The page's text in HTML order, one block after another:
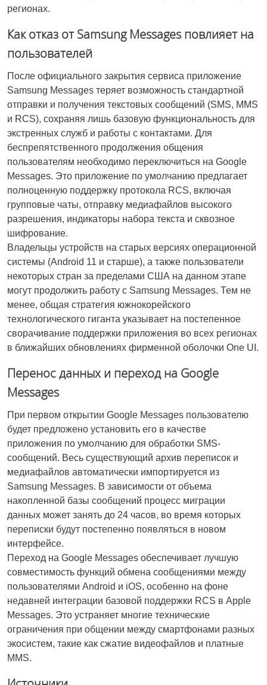
регионах.
Как отказ от Samsung Messages повлияет на
пользователей
После официального закрытия сервиса приложение
Samsung Messages теряет возможность стандартной
отправки и получения текстовых сообщений (SMS, MMS
и RCS), сохраняя лишь базовую функциональность для
экстренных служб и работы с контактами. Для
беспрепятственного продолжения общения
пользователям необходимо переключиться на Google
Messages. Это приложение по умолчанию предлагает
полноценную поддержку протокола RCS, включая
групповые чаты, отправку медиафайлов высокого
разрешения, индикаторы набора текста и сквозное
шифрование.
Владельцы устройств на старых версиях операционной
системы (Android 11 и старше), а также пользователи
некоторых стран за пределами США на данном этапе
могут продолжить работу с Samsung Messages. Тем не
менее, общая стратегия южнокорейского
технологического гиганта указывает на постепенное
сворачивание поддержки приложения во всех регионах
в ближайших обновлениях фирменной оболочки One UI.
Перенос данных и переход на Google
Messages
При первом открытии Google Messages пользователю
будет предложено установить его в качестве
приложения по умолчанию для обработки SMS-
сообщений. Весь существующий архив переписок и
медиафайлов автоматически импортируется из
Samsung Messages. В зависимости от объема
накопленной базы сообщений процесс миграции
данных может занять до 24 часов, во время которых
переписки будут постепенно появляться в новом
интерфейсе.
Переход на Google Messages обеспечивает лучшую
совместимость функций обмена сообщениями между
пользователями Android и iOS, особенно на фоне
недавней интеграции базовой поддержки RCS в Apple
Messages. Это устраняет многие технические
ограничения при общении между смартфонами разных
экосистем, такие как сжатие видеофайлов и платные
MMS.